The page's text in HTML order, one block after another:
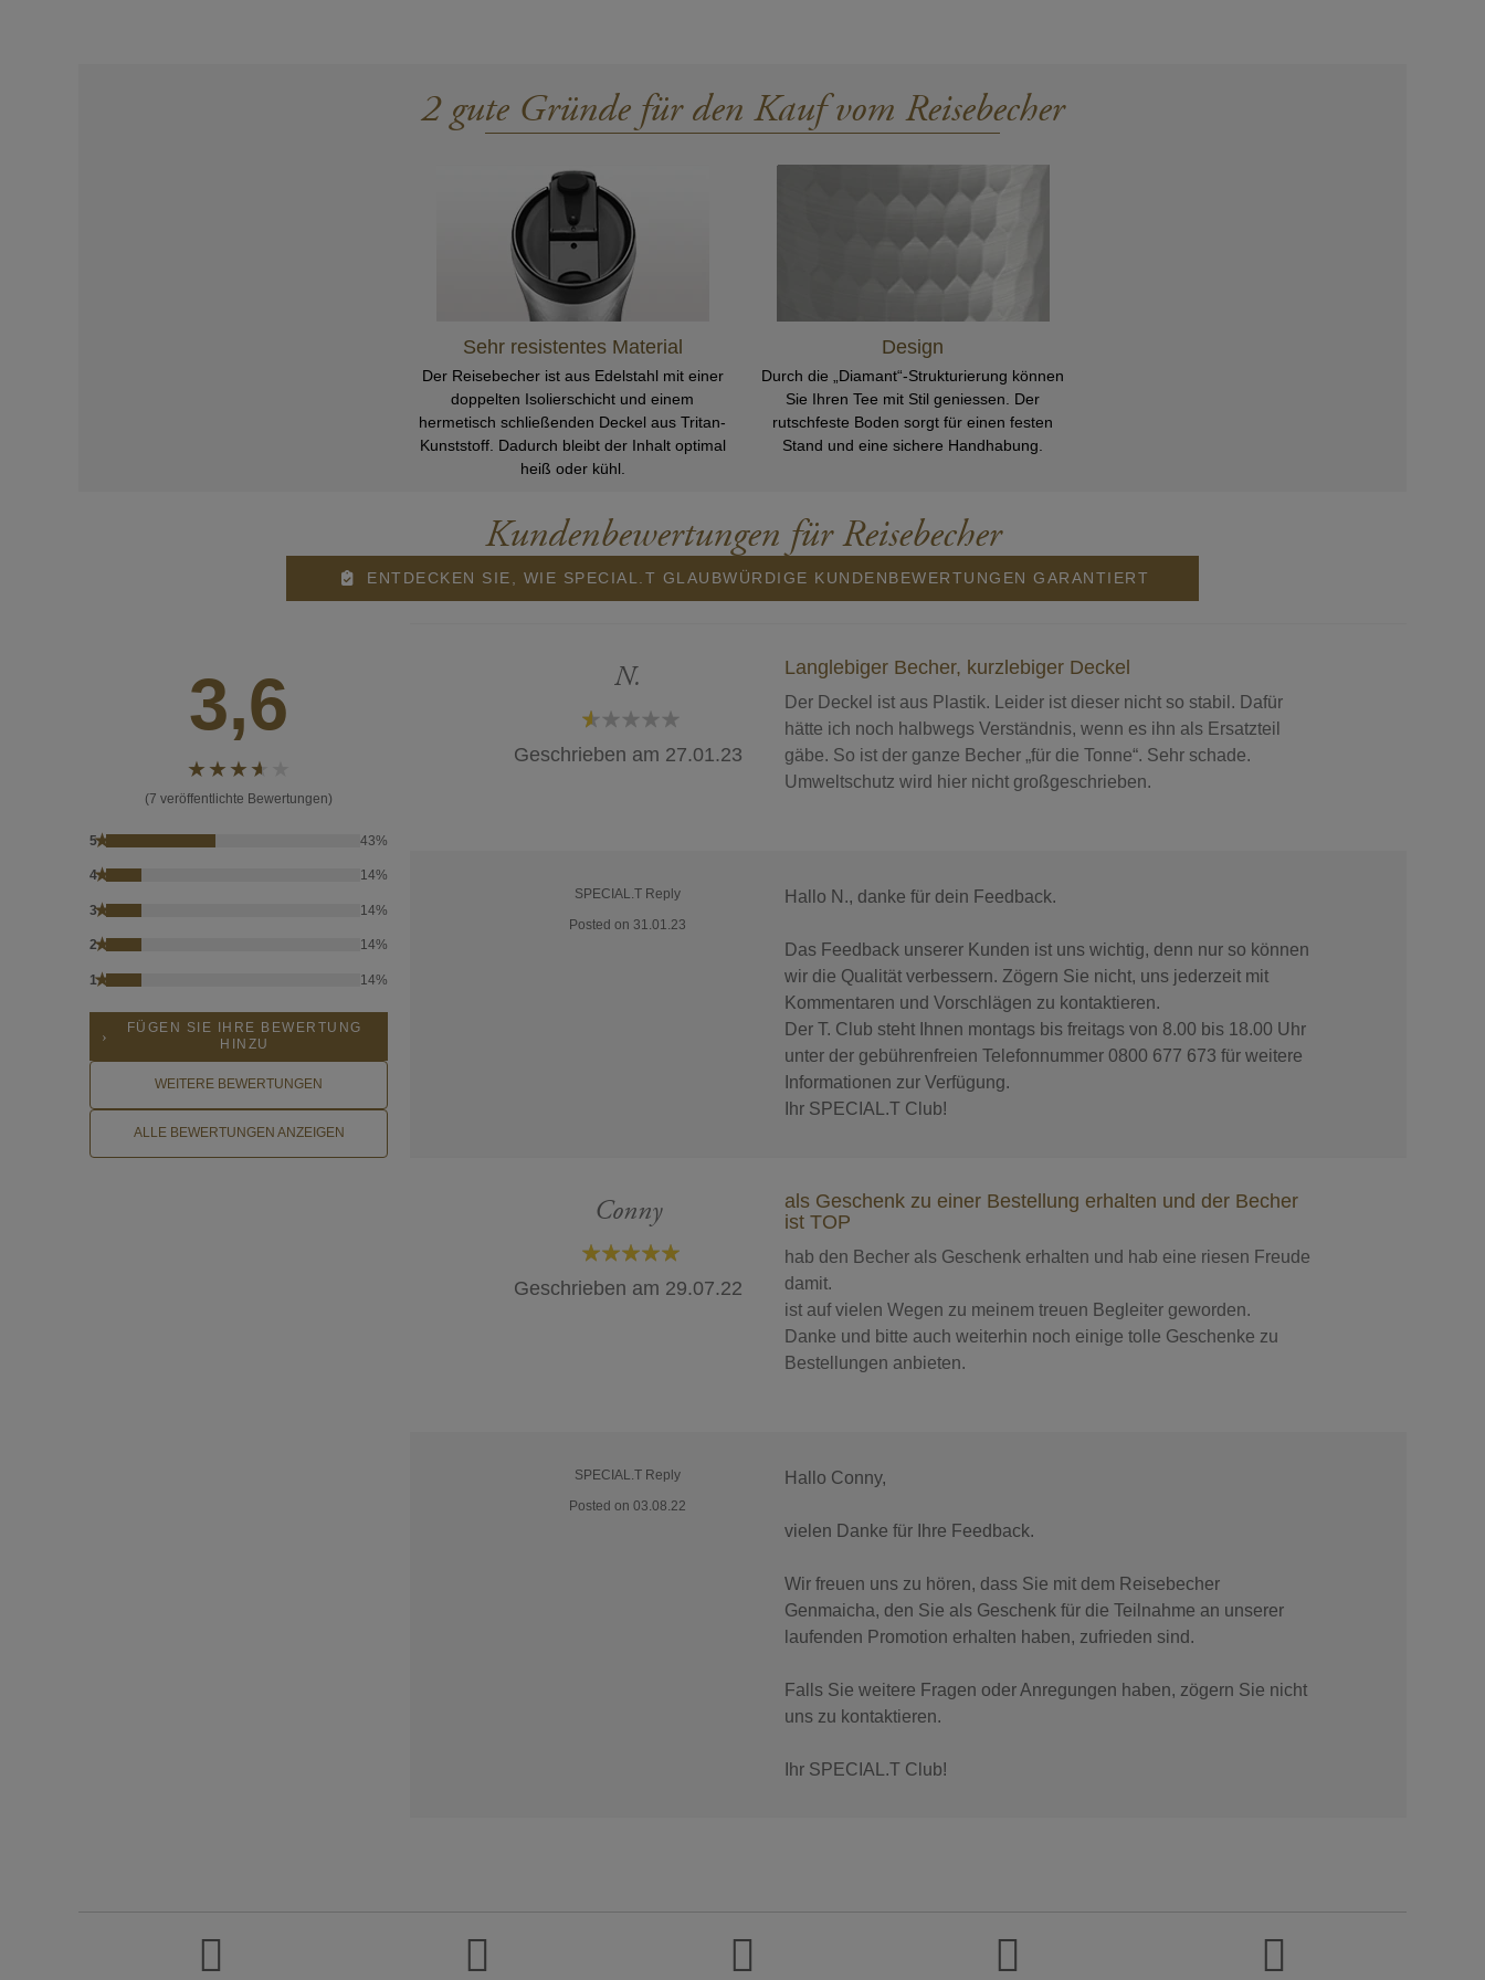
2 gute Gründe für den Kauf vom Reisebecher
Sehr resistentes Material
Der Reisebecher ist aus Edelstahl mit einer
doppelten Isolierschicht und einem
hermetisch schließenden Deckel aus Tritan-
Kunststoff. Dadurch bleibt der Inhalt optimal
heiß oder kühl.
Design
Durch die „Diamant“-Strukturierung können
Sie Ihren Tee mit Stil geniessen. Der
rutschfeste Boden sorgt für einen festen
Stand und eine sichere Handhabung.
Kundenbewertungen für Reisebecher
ENTDECKEN SIE, WIE SPECIAL.T GLAUBWÜRDIGE KUNDENBEWERTUNGEN GARANTIERT
3,6
(7 veröffentlichte Bewertungen)
5★ 43%
4★ 14%
3★ 14%
2★ 14%
1★ 14%
FÜGEN SIE IHRE BEWERTUNG
HINZU
WEITERE BEWERTUNGEN
ALLE BEWERTUNGEN ANZEIGEN
N.
20%
Geschrieben am 27.01.23
Langlebiger Becher, kurzlebiger Deckel
Der Deckel ist aus Plastik. Leider ist dieser nicht so stabil. Dafür
hätte ich noch halbwegs Verständnis, wenn es ihn als Ersatzteil
gäbe. So ist der ganze Becher „für die Tonne“. Sehr schade.
Umweltschutz wird hier nicht großgeschrieben.
SPECIAL.T Reply
Posted on 31.01.23
Hallo N., danke für dein Feedback.
Das Feedback unserer Kunden ist uns wichtig, denn nur so können
wir die Qualität verbessern. Zögern Sie nicht, uns jederzeit mit
Kommentaren und Vorschlägen zu kontaktieren.
Der T. Club steht Ihnen montags bis freitags von 8.00 bis 18.00 Uhr
unter der gebührenfreien Telefonnummer 0800 677 673 für weitere
Informationen zur Verfügung.
Ihr SPECIAL.T Club!
Conny
Geschrieben am 29.07.22
als Geschenk zu einer Bestellung erhalten und der Becher
ist TOP
hab den Becher als Geschenk erhalten und hab eine riesen Freude
damit.
ist auf vielen Wegen zu meinem treuen Begleiter geworden.
Danke und bitte auch weiterhin noch einige tolle Geschenke zu
Bestellungen anbieten.
SPECIAL.T Reply
Posted on 03.08.22
Hallo Conny,
vielen Danke für Ihre Feedback.
Wir freuen uns zu hören, dass Sie mit dem Reisebecher
Genmaicha, den Sie als Geschenk für die Teilnahme an unserer
laufenden Promotion erhalten haben, zufrieden sind.
Falls Sie weitere Fragen oder Anregungen haben, zögern Sie nicht
uns zu kontaktieren.
Ihr SPECIAL.T Club!